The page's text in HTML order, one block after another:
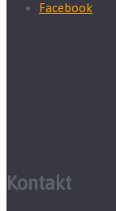
Facebook
Kontakt